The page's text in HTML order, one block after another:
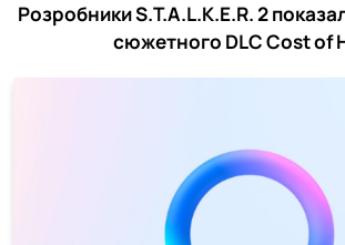
Розробники S.T.A.L.K.E.R. 2
сюжетного DLC Cost of